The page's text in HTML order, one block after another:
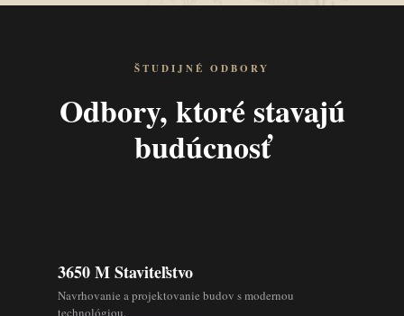
ŠTUDIJNÉ ODBORY
Odbory, ktoré stavajú
budúcnosť
3650 M Staviteľstvo
Navrhovanie a projektovanie budov s modernou
technológiou.